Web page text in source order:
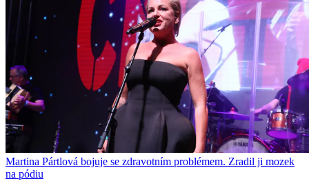
Martina Pártlová bojuje se zdravotním problémem. Zradil ji mozek
na pódiu